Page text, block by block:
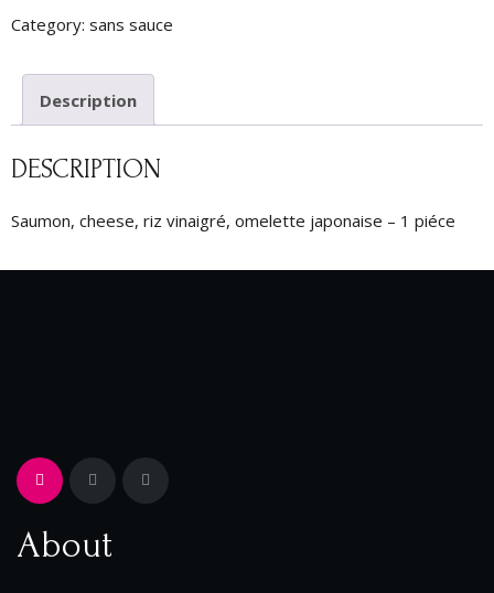
Category: sans sauce
Description
DESCRIPTION
Saumon, cheese, riz vinaigré, omelette japonaise – 1 piéce
About